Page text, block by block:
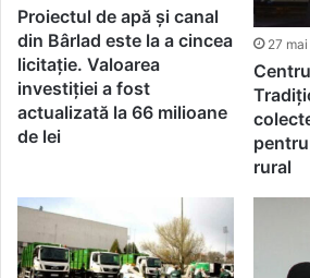
Proiectul de apă și canal
din Bârlad este la a cincea
licitație. Valoarea
investiției a fost
actualizată la 66 milioane
de lei
27
rural